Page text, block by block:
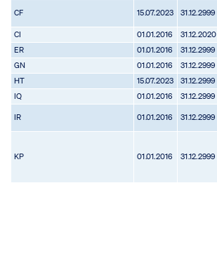
CF 15.07.2023 31.12.2999
CI
01.01.2016 31.12.2020
ER
01.01.2016 31.12.2999
GN
01.01.2016 31.12.2999
HT
15.07.2023 31.12.2999
IQ
01.01.2016 31.12.2999
IR 01.01.2016 31.12.2999
KP 01.01.2016 31.12.2999